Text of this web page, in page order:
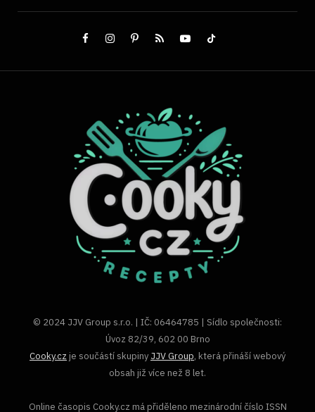
© 2024 JJV Group s.r.o. | IČ: 06464785 | Sídlo společnosti:
Úvoz 82/39, 602 00 Brno
Cooky.cz je součástí skupiny JJV Group, která přináší webový
obsah již více než 8 let.
Online časopis Cooky.cz má přiděleno mezinárodní číslo ISSN